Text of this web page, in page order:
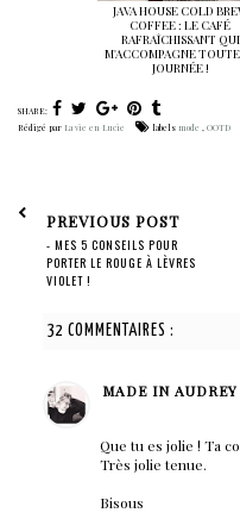
JAVA HOUSE COLD
COFFEE : LE CAFÉ
RAFRAÎCHISSANT QUI
M'ACCOMPAGNE
JOURNÉE !
SHARE:
Rédigé par La vie en Lucie labels mode OOTD
PREVIOUS POST
- MES 5 CONSEILS POUR
PORTER LE ROUGE À LÈVRES
VIOLET !
32 COMMENTAIRES :
MADE IN AUDREY
Que tu es jolie ! Ta
Très jolie tenue.
Bisous